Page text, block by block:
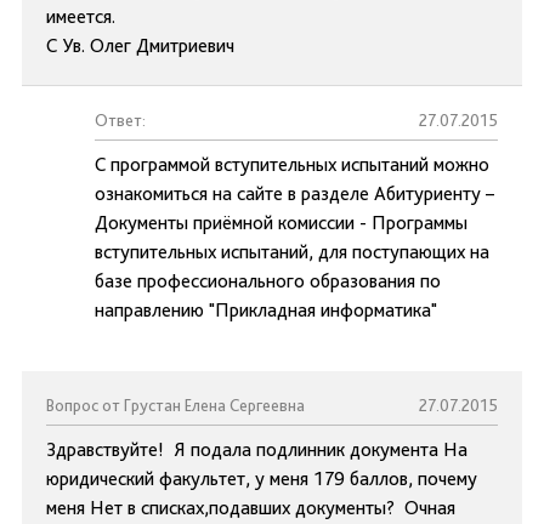
имеется.
С Ув. Олег Дмитриевич
Ответ: 27.07.2015
С программой вступительных испытаний можно
ознакомиться на сайте в разделе Абитуриенту –
Документы приёмной комиссии - Программы
вступительных испытаний, для поступающих на
базе профессионального образования по
направлению "Прикладная информатика"
Вопрос от Грустан Елена Сергеевна 27.07.2015
Здравствуйте! Я подала подлинник документа На
юридический факультет, у меня 179 баллов, почему
меня Нет в списках,подавших документы? Очная